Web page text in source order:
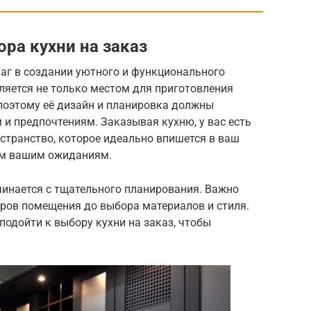
кухни на заказ
в создании уютного и функционального
не только местом для приготовления
её дизайн и планировка должны
предпочтениям. Заказывая кухню, у вас есть
которое идеально впишется в ваш
вашим ожиданиям.
с тщательного планирования. Важно
помещения до выбора материалов и стиля.
к выбору кухни на заказ, чтобы